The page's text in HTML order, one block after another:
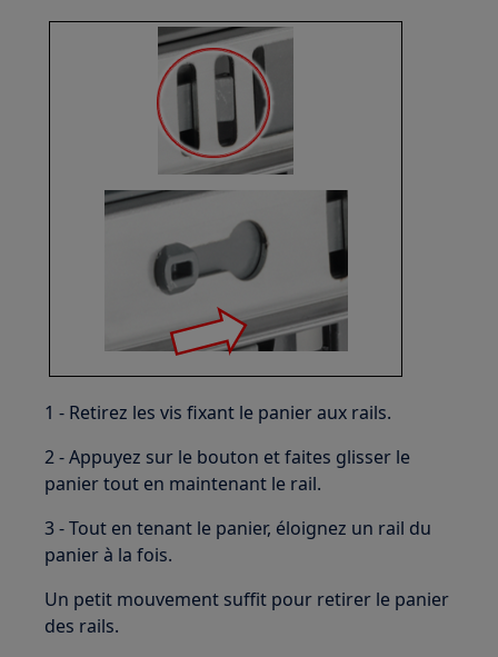
1 - Retirez les vis fixant le panier aux rails.
2 - Appuyez sur le bouton et faites glisser le
panier tout en maintenant le rail.
3 - Tout en tenant le panier, éloignez un rail du
panier à la fois.
Un petit mouvement suffit pour retirer le panier
des rails.